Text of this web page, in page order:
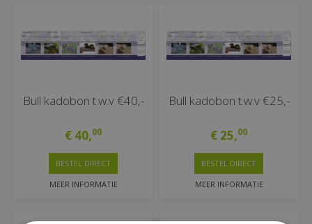
Bull kadobon t.w.v €40,-
€ 40,00
MEER INFORMATIE
BESTEL DIRECT
Bull kadobon t.w.v €25,-
€ 25,00
MEER INFORMATIE
BESTEL DIRECT